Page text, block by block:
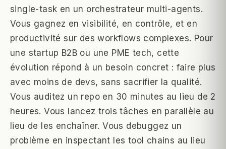
single-task en un orchestrateur multi-agents.
Vous gagnez en visibilité, en contrôle, et en
productivité sur des workflows complexes. Pour
une startup B2B ou une PME tech, cette
évolution répond à un besoin concret : faire plus
avec moins de devs, sans sacrifier la qualité.
Vous auditez un repo en 30 minutes au lieu de 2
heures. Vous lancez trois tâches en parallèle au
lieu de les enchaîner. Vous debuggez un
problème en inspectant les tool chains au lieu